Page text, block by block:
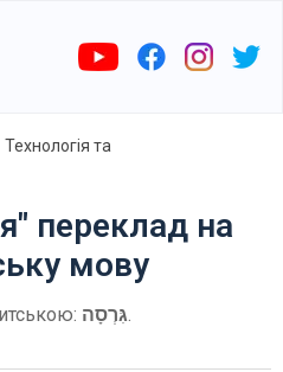
Технологія та
переклад на
мову
גִּרְסָה.